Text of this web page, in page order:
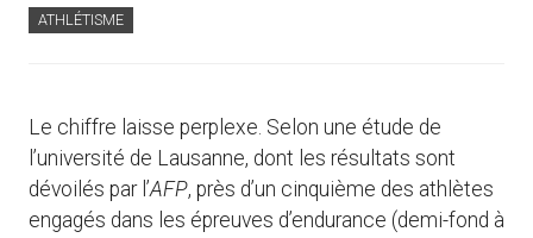
ATHLÉTISME
Le chiffre laisse perplexe. Selon une étude de
l’université de Lausanne, dont les résultats sont
dévoilés par l’AFP, près d’un cinquième des athlètes
engagés dans les épreuves d’endurance (demi-fond à